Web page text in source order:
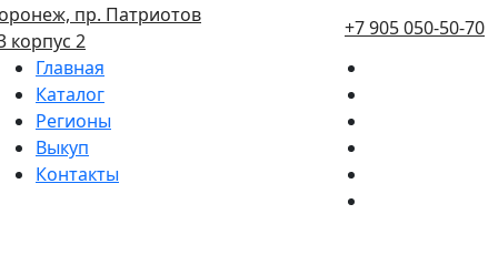
пр. Патриотов
корпус 2
+7 905 050-50-70
Главная
Каталог
Регионы
Выкуп
Контакты